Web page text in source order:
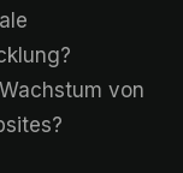
von